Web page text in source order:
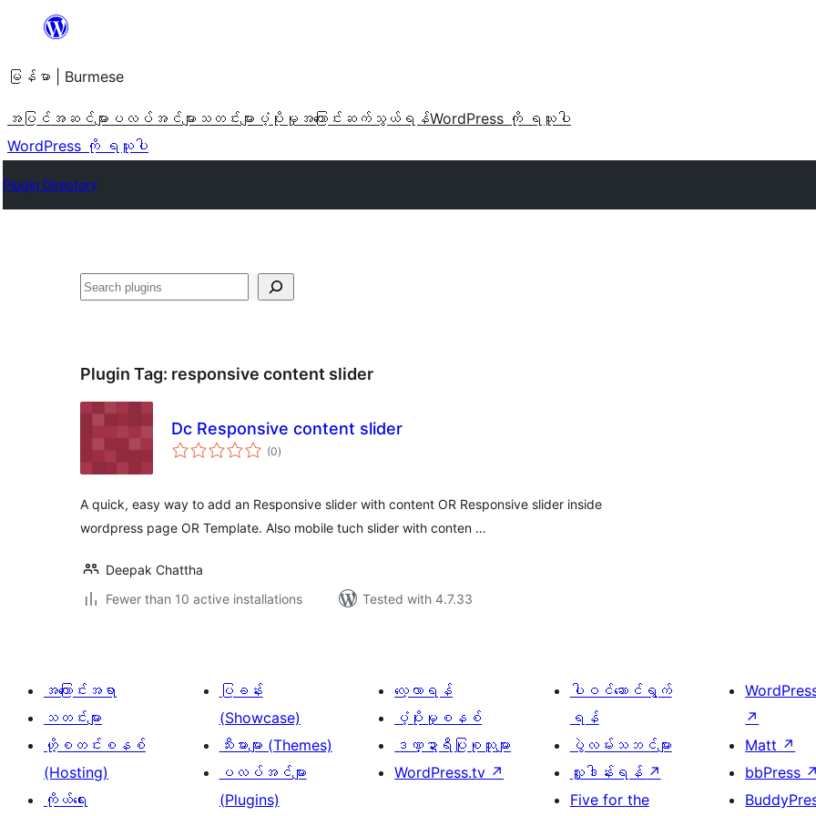
အကြောင်းအရာ
ကျော်သွား
ရန်
မြန်မာ | Burmese
အပြင်အဆင်များ ပလပ်အင်များ သတင်းများ ပံ့ပိုးမှု အကြောင်း ဆက်သွယ်ရန်WordPress ကို ရယူပါ
WordPress ကို ရယူပါ
Plugin Directory
ရှာ
Plugin Tag: responsive content slider
Dc Responsive content slider
(0total
ratings
)
A quick, easy way to add an Responsive slider with content OR Responsive slider inside
wordpress page OR Template. Also mobile tuch slider with conten …
Deepak Chattha
Fewer than 10 active installations
Tested with 4.7.33
အကြောင်းအရာ
သတင်းများ
ဟို့စတင်းစနစ်
(Hosting)
ကိုယ်ရေး
ပြခန်း
(Showcase)
သီးမားများ (Themes)
ပလပ်အင်များ
(Plugins)
လေ့လာရန်
ပံ့ပိုးမှုစနစ်
ဒဏ္ဍာရီပြုစုသူများ
WordPress.tv ↗
ပါဝင်ဆောင်ရွက်
ရန်
ပွဲလမ်းသဘင်များ
လှူဒါန်းရန် ↗
Five for the
↗
Matt ↗
bbPress ↗